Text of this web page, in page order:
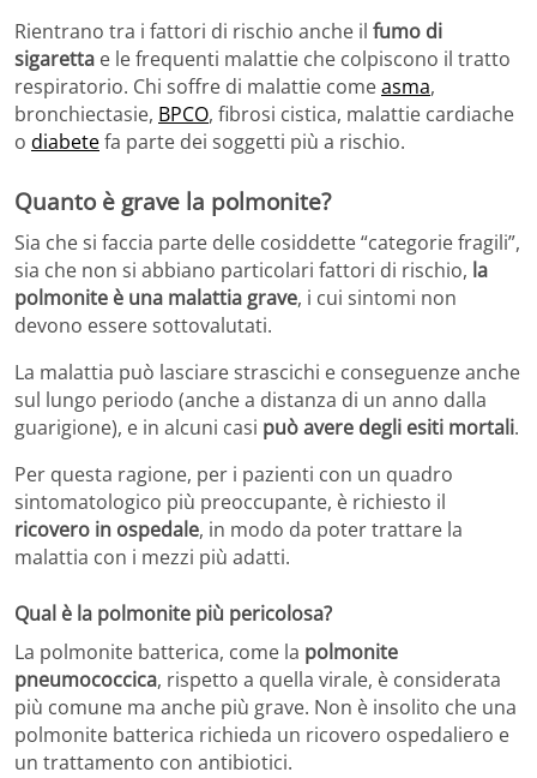
Rientrano tra i fattori di rischio anche il fumo di
sigaretta e le frequenti malattie che colpiscono il tratto
respiratorio. Chi soffre di malattie comeasma,
bronchiectasie, BPCO, fibrosi cistica, malattie cardiache
o diabetefa parte dei soggetti più a rischio.
Quanto è grave la polmonite?
Sia che si faccia parte delle cosiddette “categorie fragili”,
sia che non si abbiano particolari fattori di rischio, la
polmonite è una malattia grave, i cui sintomi non
devono essere sottovalutati.
La malattia può lasciare strascichi e conseguenze anche
sul lungo periodo (anche a distanza di un anno dalla
guarigione), e in alcuni casi può avere degli esiti mortali.
Per questa ragione, per i pazienti con un quadro
sintomatologico più preoccupante, è richiesto il
ricovero in ospedale, in modo da poter trattare la
malattia con i mezzi più adatti.
Qual è la polmonite più pericolosa?
La polmonite batterica, come la polmonite
pneumococcica, rispetto a quella virale, è considerata
più comune ma anche più grave. Non è insolito che una
polmonite batterica richieda un ricovero ospedaliero e
un trattamento con antibiotici.